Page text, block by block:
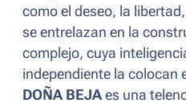
como el deseo, la
se entrelazan en la
complejo, cuya
independiente la colocan
DOÑA BEJAes una